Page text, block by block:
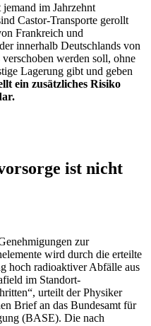
im Jahrzehnt
Castor-Transporte gerollt
Frankreich und
innerhalb Deutschlands von
werden soll, ohne
Lagerung gibt und geben
ein zusätzliches Risiko
ist nicht
zur
wird durch die erteilte
hoch radioaktiver Abfälle aus
im Standort-
urteilt der Physiker
Brief an das Bundesamt für
(BASE). Die nach